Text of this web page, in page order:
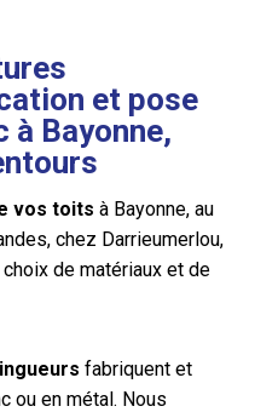
et pose
à Bayonne,
vos toits à Bayonne, au
chez Darrieumerlou,
de matériaux et de
fabriquent et
ou en métal. Nous